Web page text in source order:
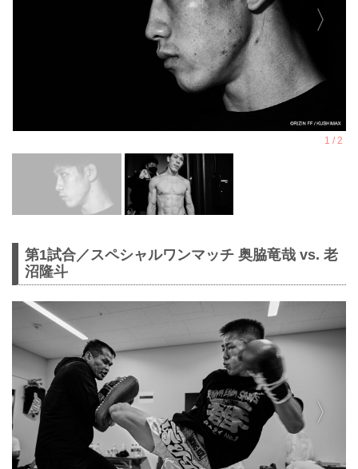
第1試合／スペシャルワンマッチ 奥脇竜哉 vs. 老
沼隆斗